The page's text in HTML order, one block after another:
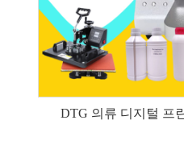
DTG 의류 디지털 프